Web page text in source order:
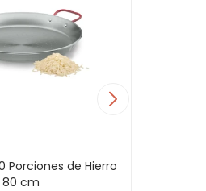
Porciones de Hierro
80 cm